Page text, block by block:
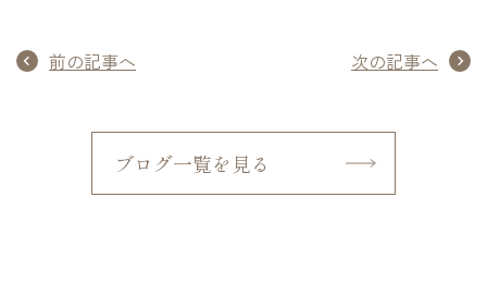
前の記事へ 次の記事へ
ブログ一覧を見る